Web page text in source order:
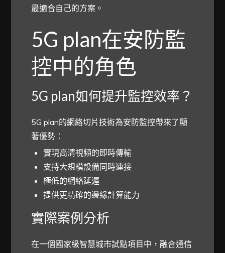
最適合自己的方案。
5G plan在安防監
控中的角色
5G plan如何提升監控效率？
5G plan的網絡切片技術為安防監控帶來了顯
著優勢：
實現高清視頻的即時傳輸
支持大規模設備同時連接
極低的網絡延遲
提供更精確的邊緣計算能力
實際案例分析
在一個國家級智慧城市試點項目中，融合通信